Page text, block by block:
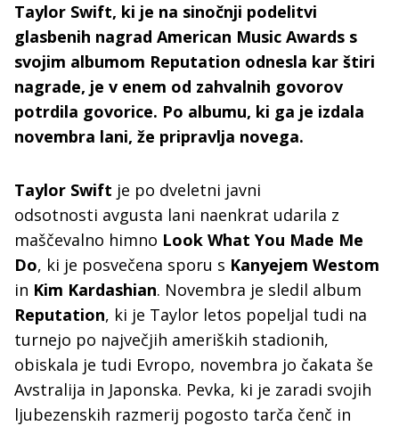
Taylor Swift, ki je na sinočnji podelitvi
glasbenih nagrad American Music Awards s
svojim albumom Reputation odnesla kar štiri
nagrade, je v enem od zahvalnih govorov
potrdila govorice. Po albumu, ki ga je izdala
novembra lani, že pripravlja novega.
Taylor Swift je po dveletni javni
odsotnosti avgusta lani naenkrat udarila z
maščevalno himno Look What You Made Me
Do, ki je posvečena sporu s Kanyejem Westom
in Kim Kardashian. Novembra je sledil album
Reputation, ki je Taylor letos popeljal tudi na
turnejo po največjih ameriških stadionih,
obiskala je tudi Evropo, novembra jo čakata še
Avstralija in Japonska. Pevka, ki je zaradi svojih
ljubezenskih razmerij pogosto tarča čenč in